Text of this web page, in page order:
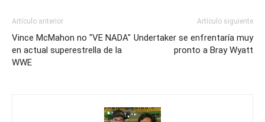
Artículo anterior
Vince McMahon no "VE NADA"
en actual superestrella de la
WWE
Artículo siguiente
Undertaker se enfrentaría muy
pronto a Bray Wyatt